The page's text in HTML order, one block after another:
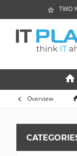
TWO
Overview